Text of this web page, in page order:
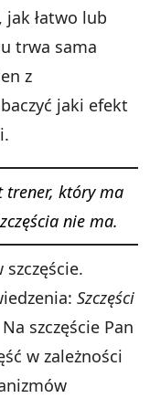
łatwo lub
trwa sama
z
jaki efekt
trener, który ma
nie ma.
Szczęści
Na szczęście Pan
w zależności